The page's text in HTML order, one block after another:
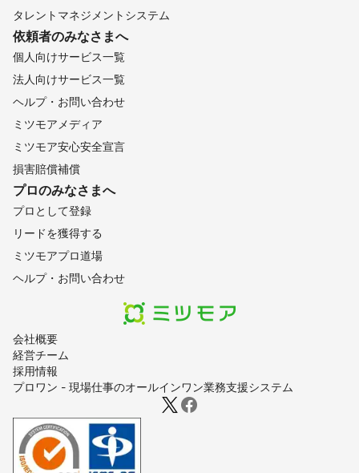
会社概要
経営チーム
採用情報
プロワン - 現場仕事のオールインワン業務支援システム
タレントマネジメントシステム
依頼者のみなさまへ
個人向けサービス一覧
法人向けサービス一覧
ヘルプ・お問い合わせ
ミツモアメディア
ミツモア安心安全宣言
損害賠償補償
プロのみなさまへ
プロとして登録
リードを獲得する
ミツモアプロ道場
ヘルプ・お問い合わせ